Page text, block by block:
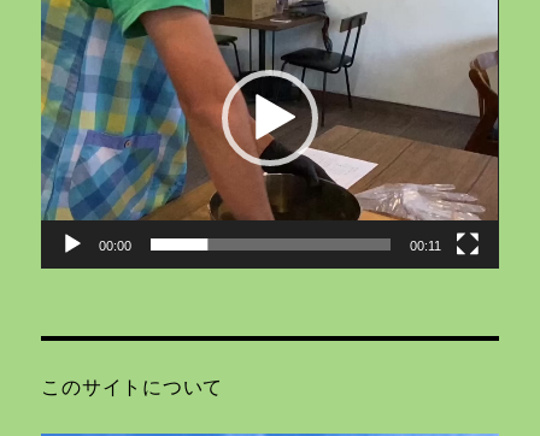
画
プ
レ
ー
ヤ
ー
00:00 00:11
このサイトについて